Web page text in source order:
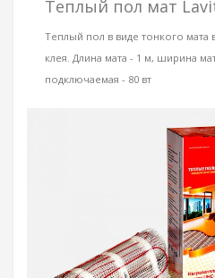
Теплый пол мат
Теплый пол в виде тонкого мата
клея. Длина мата - 1 м, ширина
подключаемая - 80 вт